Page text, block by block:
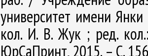
университет имени
кол. И. В. Жук ; ред.
ЮрСаПринт, 2015. – С.